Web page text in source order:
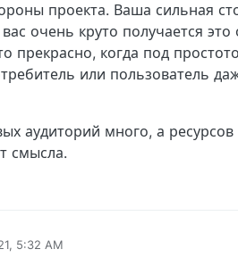
проекта. Ваша сильная
очень круто получается
прекрасно, когда под
или пользователь
аудиторий много, а ресурсов
смысла.
5:32 AM